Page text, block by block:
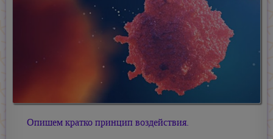
Опишем кратко принцип воздействия.